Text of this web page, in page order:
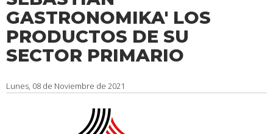
GASTRONOMIKA' LOS
PRODUCTOS DE SU
SECTOR PRIMARIO
Lunes, 08 de Noviembre de 2021